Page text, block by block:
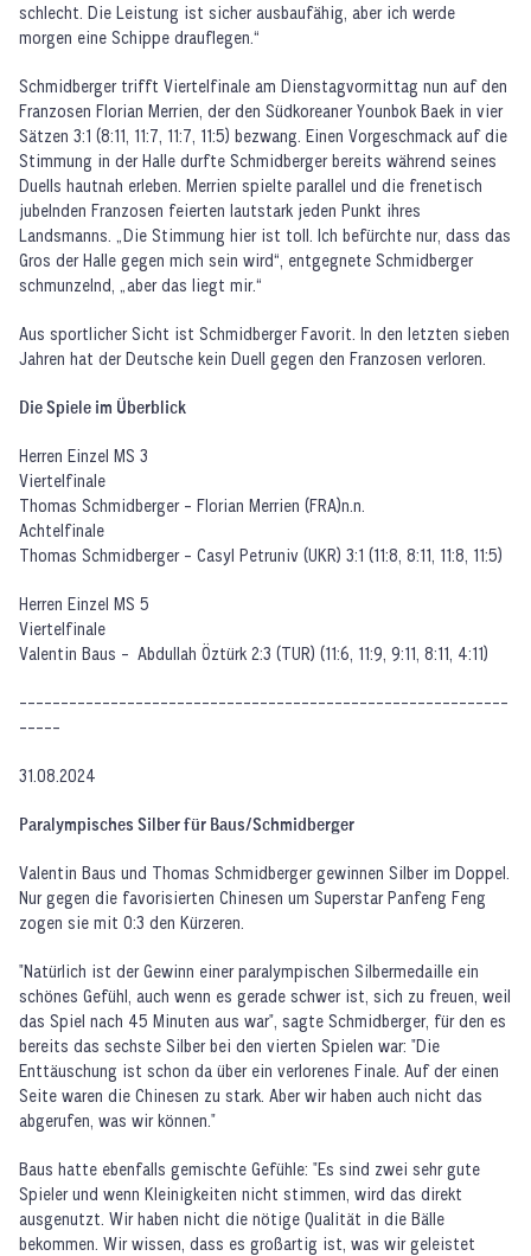
schlecht. Die Leistung ist sicher ausbaufähig, aber ich werde
morgen eine Schippe drauflegen.“
Schmidberger trifft Viertelfinale am Dienstagvormittag nun auf den
Franzosen Florian Merrien, der den Südkoreaner Younbok Baek in vier
Sätzen 3:1 (8:11, 11:7, 11:7, 11:5) bezwang. Einen Vorgeschmack auf die
Stimmung in der Halle durfte Schmidberger bereits während seines
Duells hautnah erleben. Merrien spielte parallel und die frenetisch
jubelnden Franzosen feierten lautstark jeden Punkt ihres
Landsmanns. „Die Stimmung hier ist toll. Ich befürchte nur, dass das
Gros der Halle gegen mich sein wird“, entgegnete Schmidberger
schmunzelnd, „aber das liegt mir.“
Aus sportlicher Sicht ist Schmidberger Favorit. In den letzten sieben
Jahren hat der Deutsche kein Duell gegen den Franzosen verloren.
Die Spiele im Überblick
Herren Einzel MS 3
Viertelfinale
Thomas Schmidberger - Florian Merrien (FRA)n.n.
Achtelfinale
Thomas Schmidberger - Casyl Petruniv (UKR) 3:1 (11:8, 8:11, 11:8, 11:5)
Herren Einzel MS 5
Viertelfinale
Valentin Baus - Abdullah Öztürk 2:3 (TUR) (11:6, 11:9, 9:11, 8:11, 4:11)
-----------------------------------------------------------
-----
31.08.2024
Paralympisches Silber für Baus/Schmidberger
Valentin Baus und Thomas Schmidberger gewinnen Silber im Doppel.
Nur gegen die favorisierten Chinesen um Superstar Panfeng Feng
zogen sie mit 0:3 den Kürzeren.
"Natürlich ist der Gewinn einer paralympischen Silbermedaille ein
schönes Gefühl, auch wenn es gerade schwer ist, sich zu freuen, weil
das Spiel nach 45 Minuten aus war", sagte Schmidberger, für den es
bereits das sechste Silber bei den vierten Spielen war: "Die
Enttäuschung ist schon da über ein verlorenes Finale. Auf der einen
Seite waren die Chinesen zu stark. Aber wir haben auch nicht das
abgerufen, was wir können."
Baus hatte ebenfalls gemischte Gefühle: "Es sind zwei sehr gute
Spieler und wenn Kleinigkeiten nicht stimmen, wird das direkt
ausgenutzt. Wir haben nicht die nötige Qualität in die Bälle
bekommen. Wir wissen, dass es großartig ist, was wir geleistet